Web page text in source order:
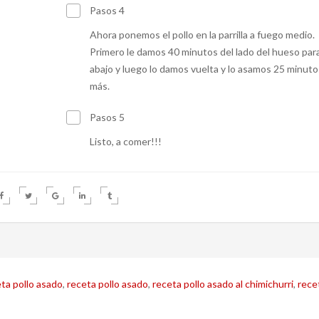
Pasos 4
Ahora ponemos el pollo en la parrilla a fuego medio.
Primero le damos 40 minutos del lado del hueso
abajo y luego lo damos vuelta y lo asamos 25
más.
Pasos 5
Listo, a comer!!!
pollo asado, receta pollo asado, receta pollo asado al chimichurri,